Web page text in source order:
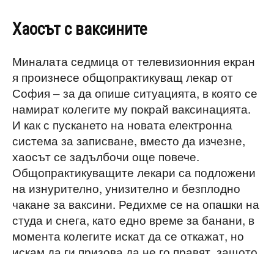
Хаосът с ваксините
Миналата седмица от телевизионния екран
я произнесе общопрактикуващ лекар от
София – за да опише ситуацията, в която се
намират колегите му покрай ваксинацията.
И как с пускането на новата електронна
система за записване, вместо да изчезне,
хаосът се задълбочи още повече.
Общопрактикуващите лекари са подложени
на изнурително, унизително и безплодно
чакане за ваксини. Редихме се на опашки на
студа и снега, като едно време за банани, в
момента колегите искат да се откажат, но